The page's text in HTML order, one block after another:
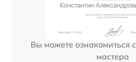
Вы можете ознакомиться
мастера